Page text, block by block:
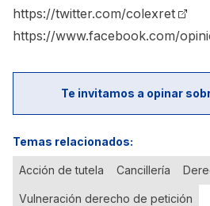
https://twitter.com/colexret
https://www.facebook.com/
Te invitamos a opinar
Temas relacionados:
Acción de tutela Cancillería
Vulneración derecho de petición